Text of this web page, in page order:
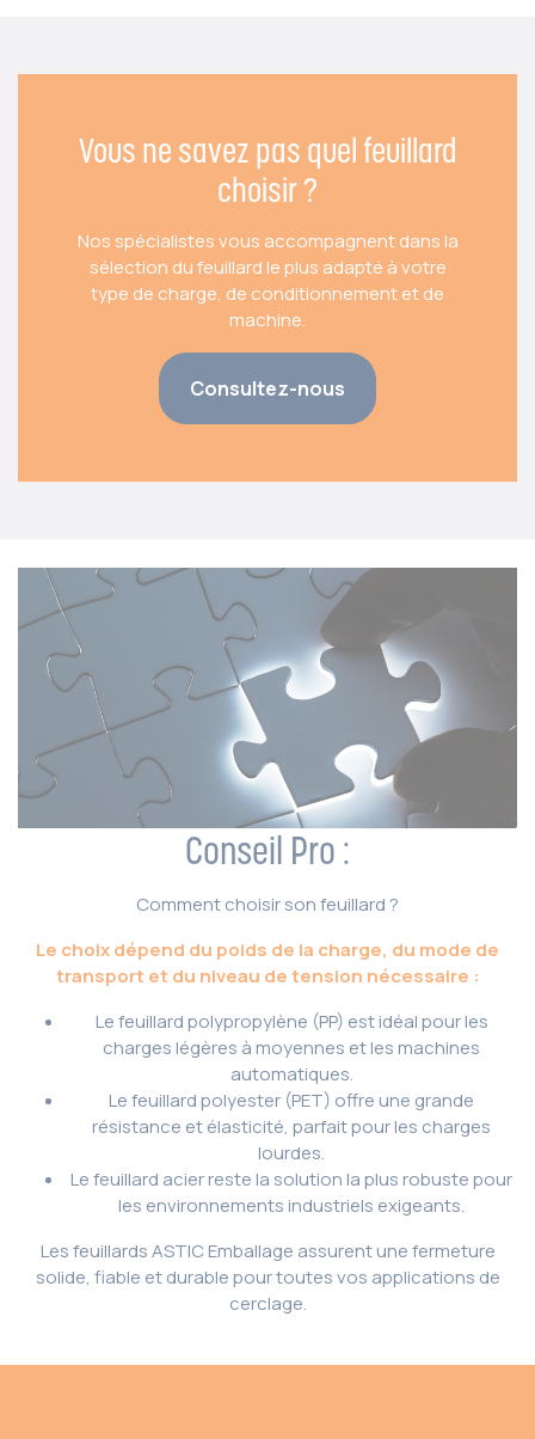
Vous ne savez pas quel feuillard
choisir ?
Nos spécialistes vous accompagnent dans la
sélection du feuillard le plus adapté à votre
type de charge, de conditionnement et de
machine.
Consultez-nous
Conseil Pro :
Comment choisir son feuillard ?
Le choix dépend du poids de la charge, du mode de
transport et du niveau de tension nécessaire :
Le feuillard polypropylène (PP) est idéal pour les
charges légères à moyennes et les machines
automatiques.
Le feuillard polyester (PET) offre une grande
résistance et élasticité, parfait pour les charges
lourdes.
Le feuillard acier reste la solution la plus robuste pour
les environnements industriels exigeants.
Les feuillards ASTIC Emballage assurent une fermeture
solide, fiable et durable pour toutes vos applications de
cerclage.